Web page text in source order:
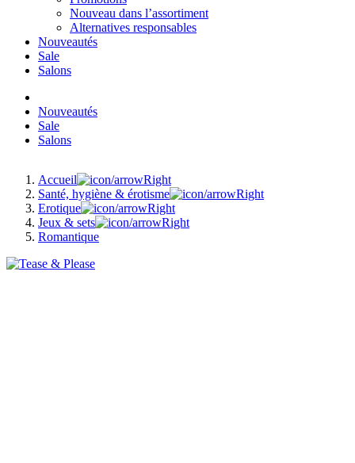
Nouveau dans l’assortiment
Alternatives responsables
Nouveautés
Sale
Salons
Nouveautés
Sale
Salons
Accueil
Santé, hygiène & érotisme
Erotique
Jeux & sets
Romantique